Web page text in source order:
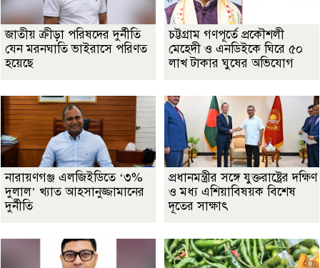
জাতীয় ক্রীড়া পরিষদের দুর্নীতি
যেন মরনঘাতি ভাইরাসে পরিণত
হয়েছে
চট্টগ্রাম গণপূর্তে প্রকৌশলী
মেহেদী ও এনডিইকে ঘিরে ৫০
লাখ টাকার ঘুষের অভিযোগ
নারায়ণগঞ্জ এলজিইডিতে ‘৩%
দুলাল’ খ্যাত আহসানুজ্জামানের
দুর্নীতি
প্রধানমন্ত্রীর সঙ্গে যুক্তরাষ্ট্রের দক্ষিণ
ও মধ্য এশিয়াবিষয়ক বিশেষ
দূতের সাক্ষাৎ